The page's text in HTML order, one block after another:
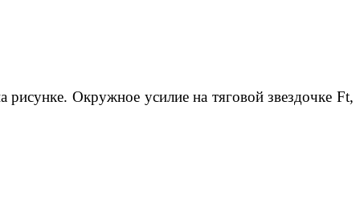
Окружное усилие на тяговой звездочке Ft,